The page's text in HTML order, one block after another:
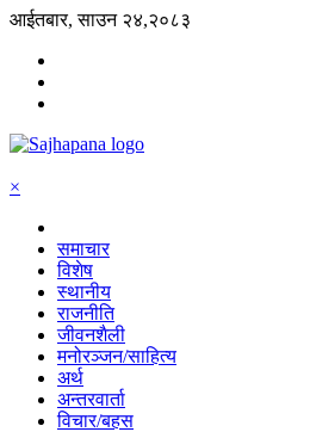
आईतबार, साउन २४,२०८३
×
समाचार
विशेष
स्थानीय
राजनीति
जीवनशैली
मनोरञ्जन/साहित्य
अर्थ
अन्तरवार्ता
विचार/बहस